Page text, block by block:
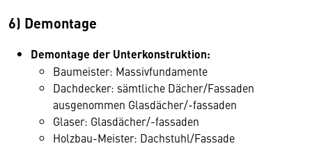
6) Demontage
Demontage der Unterkonstruktion:
Baumeister: Massivfundamente
Dachdecker: sämtliche Dächer/Fassaden
ausgenommen Glasdächer/-fassaden
Glaser: Glasdächer/-fassaden
Holzbau-Meister: Dachstuhl/Fassade